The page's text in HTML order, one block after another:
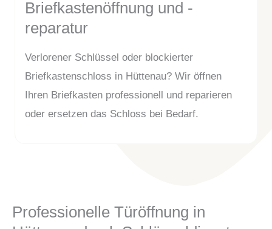
Briefkastenöffnung und -
reparatur
Verlorener Schlüssel oder blockierter
Briefkastenschloss in Hüttenau? Wir öffnen
Ihren Briefkasten professionell und reparieren
oder ersetzen das Schloss bei Bedarf.
Professionelle Türöffnung in